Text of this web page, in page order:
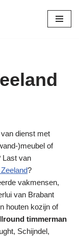
dienst met
)meubel of
Last van
Zeeland?
vakmensen,
van Brabant
houten kozijn of
timmerman
Schijndel,